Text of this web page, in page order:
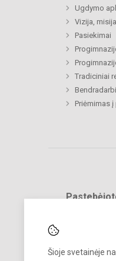
Šioje svetainėje
Ugdymo
Vizija,
Pasiekimai
Tradiciniai
Priėmimas